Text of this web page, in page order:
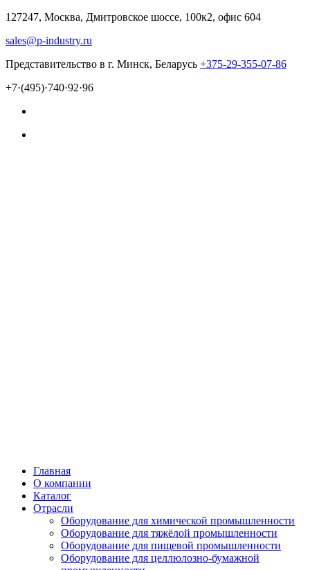
127247, Москва, Дмитровское шоссе, 100к2, офис 604
sales@p-industry.ru
Представительство в г. Минск, Беларусь +375-29-355-07-86
+7·(495)·740·92·96
Главная
О компании
Каталог
Отрасли
Оборудование для химической промышленности
Оборудование для тяжёлой промышленности
Оборудование для пищевой промышленности
Оборудование для целлюлозно-бумажной